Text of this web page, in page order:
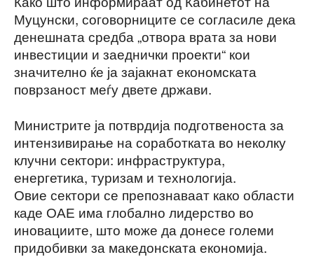
Муцунски, соговорниците се согласиле дека
денешната средба „отвора врата за нови
инвестиции и заеднички проекти“ кои
значително ќе ја зајакнат економската
поврзаност меѓу двете држави.
Министрите ја потврдија подготвеноста за
интензивирање на соработката во неколку
клучни сектори: инфраструктура,
енергетика, туризам и технологија.
Овие сектори се препознаваат како области
каде ОАЕ има глобално лидерство во
иновациите, што може да донесе големи
придобивки за македонската економија.